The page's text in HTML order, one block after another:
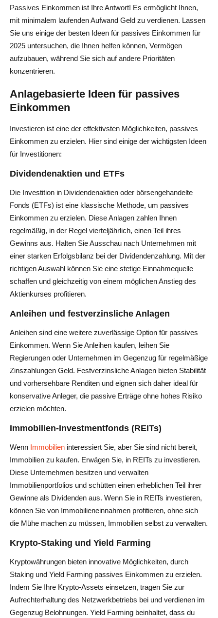
Passives Einkommen ist Ihre Antwort! Es ermöglicht Ihnen,
mit minimalem laufenden Aufwand Geld zu verdienen. Lassen
Sie uns einige der besten Ideen für passives Einkommen für
2025 untersuchen, die Ihnen helfen können, Vermögen
aufzubauen, während Sie sich auf andere Prioritäten
konzentrieren.
Anlagebasierte Ideen für passives
Einkommen
Investieren ist eine der effektivsten Möglichkeiten, passives
Einkommen zu erzielen. Hier sind einige der wichtigsten Ideen
für Investitionen:
Dividendenaktien und ETFs
Die Investition in Dividendenaktien oder börsengehandelte
Fonds (ETFs) ist eine klassische Methode, um passives
Einkommen zu erzielen. Diese Anlagen zahlen Ihnen
regelmäßig, in der Regel vierteljährlich, einen Teil ihres
Gewinns aus. Halten Sie Ausschau nach Unternehmen mit
einer starken Erfolgsbilanz bei der Dividendenzahlung. Mit der
richtigen Auswahl können Sie eine stetige Einnahmequelle
schaffen und gleichzeitig von einem möglichen Anstieg des
Aktienkurses profitieren.
Anleihen und festverzinsliche Anlagen
Anleihen sind eine weitere zuverlässige Option für passives
Einkommen. Wenn Sie Anleihen kaufen, leihen Sie
Regierungen oder Unternehmen im Gegenzug für regelmäßige
Zinszahlungen Geld. Festverzinsliche Anlagen bieten Stabilität
und vorhersehbare Renditen und eignen sich daher ideal für
konservative Anleger, die passive Erträge ohne hohes Risiko
erzielen möchten.
Immobilien-Investmentfonds (REITs)
Wenn Immobilien interessiert Sie, aber Sie sind nicht bereit,
Immobilien zu kaufen. Erwägen Sie, in REITs zu investieren.
Diese Unternehmen besitzen und verwalten
Immobilienportfolios und schütten einen erheblichen Teil ihrer
Gewinne als Dividenden aus. Wenn Sie in REITs investieren,
können Sie von Immobilieneinnahmen profitieren, ohne sich
die Mühe machen zu müssen, Immobilien selbst zu verwalten.
Krypto-Staking und Yield Farming
Kryptowährungen bieten innovative Möglichkeiten, durch
Staking und Yield Farming passives Einkommen zu erzielen.
Indem Sie Ihre Krypto-Assets einsetzen, tragen Sie zur
Aufrechterhaltung des Netzwerkbetriebs bei und verdienen im
Gegenzug Belohnungen. Yield Farming beinhaltet, dass du